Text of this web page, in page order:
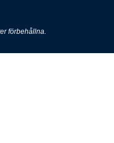
in a new window
Opens in a new window
Opens in a new
på Instagram., Opens in a
förbehållna.